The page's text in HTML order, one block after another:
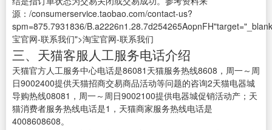
源：/consumerservice.taobao.com/contact-us?
spm=875.7931836/
宝官网-联系我们">淘宝官网-联系我们
三、天猫客服人工服务电话介绍
天猫官方人工服务中心电话是86081天猫服务热线8608，周一～周
日9002400提供天猫招商交易商品活动等问题的咨询2天猫电器城
导购热线08081，周一～周日9002100提供电器城促销活动产；天
猫消费者服务热线电话是1，天猫商家服务热线电话是
4008608608。